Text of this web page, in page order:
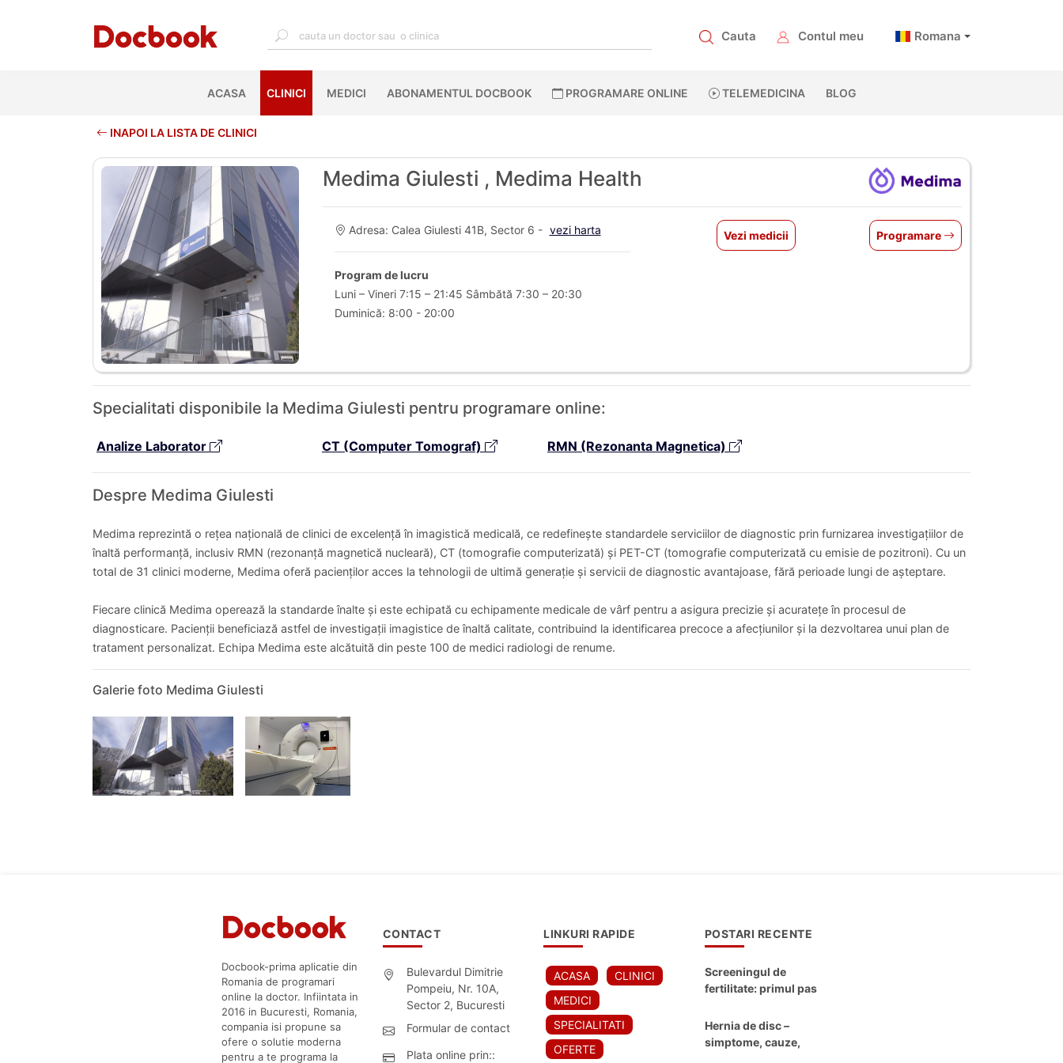
Cauta Contul meu Romana
ACASA(CURRENT)
CLINICI MEDICI ABONAMENTUL DOCBOOK PROGRAMARE ONLINE TELEMEDICINA BLOG
INAPOI LA LISTA DE CLINICI
Medima Giulesti , Medima Health
Adresa: Calea Giulesti 41B, Sector 6 - vezi harta
Program de lucru
Luni – Vineri 7:15 – 21:45 Sâmbătă 7:30 – 20:30
Duminică: 8:00 - 20:00
Vezi medicii Programare
Specialitati disponibile la Medima Giulesti pentru programare online:
Analize Laborator CT (Computer Tomograf) RMN (Rezonanta Magnetica)
Despre Medima Giulesti
Medima reprezintă o rețea națională de clinici de excelență în imagistică medicală, ce redefinește standardele serviciilor de diagnostic prin furnizarea investigațiilor de
înaltă performanță, inclusiv RMN (rezonanță magnetică nucleară), CT (tomografie computerizată) și PET-CT (tomografie computerizată cu emisie de pozitroni). Cu un
total de 31 clinici moderne, Medima oferă pacienților acces la tehnologii de ultimă generație și servicii de diagnostic avantajoase, fără perioade lungi de așteptare.
Fiecare clinică Medima operează la standarde înalte și este echipată cu echipamente medicale de vârf pentru a asigura precizie și acuratețe în procesul de
diagnosticare. Pacienții beneficiază astfel de investigații imagistice de înaltă calitate, contribuind la identificarea precoce a afecțiunilor și la dezvoltarea unui plan de
tratament personalizat. Echipa Medima este alcătuită din peste 100 de medici radiologi de renume.
Galerie foto Medima Giulesti
Docbook-prima aplicatie din
Romania de programari
online la doctor. Infiintata in
2016 in Bucuresti, Romania,
compania isi propune sa
ofere o solutie moderna
pentru a te programa la
CONTACT
Bulevardul Dimitrie
Pompeiu, Nr. 10A,
Sector 2, Bucuresti
Formular de contact
Plata online prin::
LINKURI RAPIDE
ACASA
CLINICI
MEDICI
SPECIALITATI
OFERTE
POSTARI RECENTE
Screeningul de
fertilitate: primul pas
Hernia de disc –
simptome, cauze,